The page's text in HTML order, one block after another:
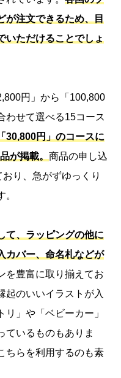
が注文できるため、目
いただけることでしょ
円」から「 100,800
わせて選べる15コース
30,800円」のコースに
が掲載。 商品の申し込
り、急がずゆっくり
て、ラッピングの他に
カバー、命名札などが
を豊富に取り揃えてお
起のいいイラストが入
」や「ベビーカー」
ているものもありま
ちらを利用するのも素